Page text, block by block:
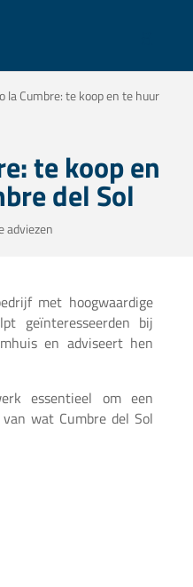
la Cumbre: te koop en te huur
te koop en
del Sol
adviezen
met hoogwaardige
geïnteresseerden bij
en adviseert hen
essentieel om een
wat Cumbre del Sol